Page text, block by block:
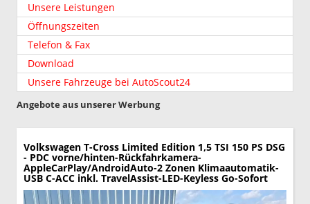
Unsere Leistungen
Öffnungszeiten
Telefon & Fax
Download
Unsere Fahrzeuge bei AutoScout24
Angebote aus unserer Werbung
Volkswagen T-Cross Limited Edition 1,5 TSI 150 PS DSG
- PDC vorne/hinten-Rückfahrkamera-
AppleCarPlay/AndroidAuto-2 Zonen Klimaautomatik-
USB C-ACC inkl. TravelAssist-LED-Keyless Go-Sofort